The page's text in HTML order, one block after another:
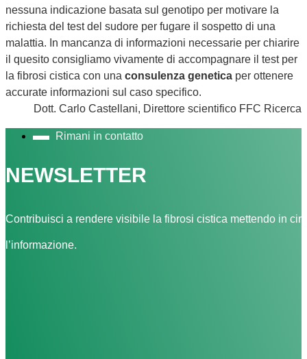
nessuna indicazione basata sul genotipo per motivare la
richiesta del test del sudore per fugare il sospetto di una
malattia. In mancanza di informazioni necessarie per chiarire
il quesito consigliamo vivamente di accompagnare il test per
la fibrosi cistica con una consulenza genetica per ottenere
accurate informazioni sul caso specifico.
Dott. Carlo Castellani, Direttore scientifico FFC Ricerca
Rimani in contatto
NEWSLETTER
Contribuisci a rendere visibile la fibrosi cistica mettendo in
l’informazione.